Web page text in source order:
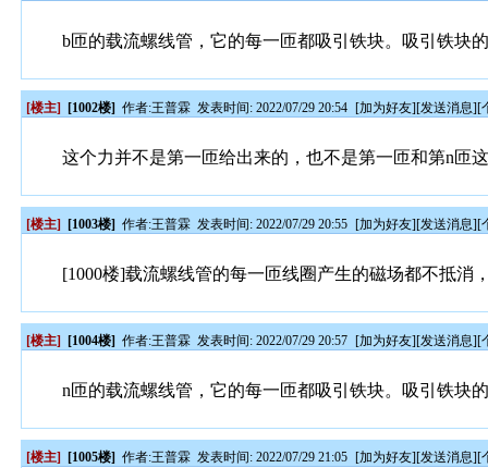
b匝的载流螺线管，它的每一匝都吸引铁块。吸引铁块
[楼主] [1002楼] 作者:王普霖 发表时间: 2022/07/29 20:54 [加为好友][发送消息][
这个力并不是第一匝给出来的，也不是第一匝和第n匝
[楼主] [1003楼] 作者:王普霖 发表时间: 2022/07/29 20:55 [加为好友][发送消息][
[1000楼]载流螺线管的每一匝线圈产生的磁场都不抵消
[楼主] [1004楼] 作者:王普霖 发表时间: 2022/07/29 20:57 [加为好友][发送消息][
n匝的载流螺线管，它的每一匝都吸引铁块。吸引铁块
[楼主] [1005楼] 作者:王普霖 发表时间: 2022/07/29 21:05 [加为好友][发送消息][